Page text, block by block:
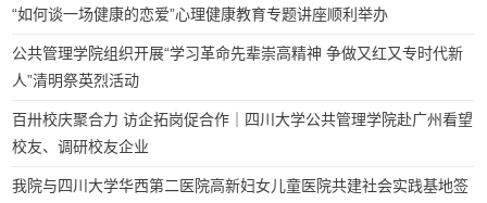
“如何谈一场健康的恋爱”心理健康教育专题讲座顺利举办
公共管理学院组织开展“学习革命先辈崇高精神 争做又红又专时代新
人”清明祭英烈活动
百卅校庆聚合力 访企拓岗促合作｜四川大学公共管理学院赴广州看望
校友、调研校友企业
我院与四川大学华西第二医院高新妇女儿童医院共建社会实践基地签